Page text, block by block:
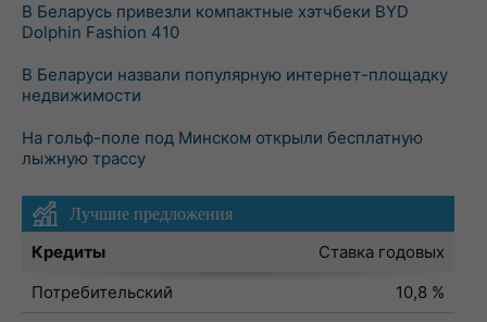
В Беларусь привезли компактные хэтчбеки BYD
Dolphin Fashion 410
В Беларуси назвали популярную интернет-площадку
недвижимости
На гольф-поле под Минском открыли бесплатную
лыжную трассу
Лучшие предложения
Кредиты
Ставка годовых
Потребительский
10,8 %